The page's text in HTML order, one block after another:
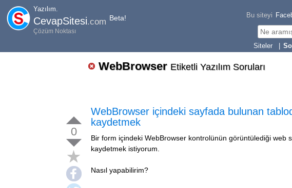
Yazılım.
CevapSitesi.com Beta!
Çözüm Noktası
Bu siteyi
WebBrowser Etiketli Yazılım Soruları
0
WebBrowser içindeki sayfada bulunan
kaydetmek
Bir form içindeki WebBrowser kontrolünün görüntülediği web
kaydetmek istiyorum.
Nasıl yapabilirim?